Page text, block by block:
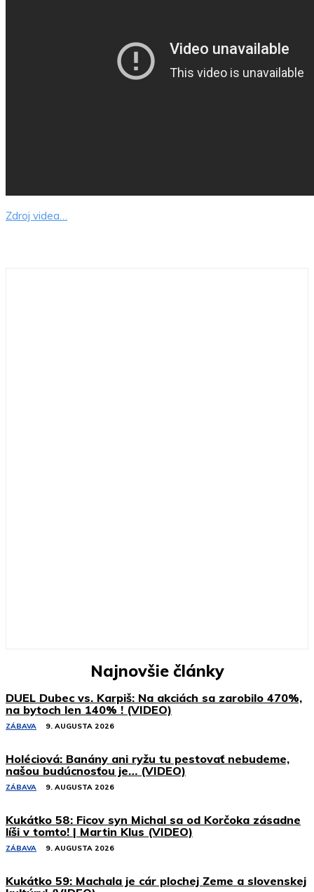
Zdroj videa…
Najnovšie články
DUEL Dubec vs. Karpiš: Na akciách sa zarobilo 470%,
na bytoch len 140% ! (VIDEO)
ZÁBAVA 9. AUGUSTA 2026
Holéciová: Banány ani ryžu tu pestovať nebudeme,
našou budúcnosťou je… (VIDEO)
ZÁBAVA 9. AUGUSTA 2026
Kukátko 58: Ficov syn Michal sa od Korčoka zásadne
líši v tomto! | Martin Klus (VIDEO)
ZÁBAVA 9. AUGUSTA 2026
Kukátko 59: Machala je cár plochej Zeme a slovenskej